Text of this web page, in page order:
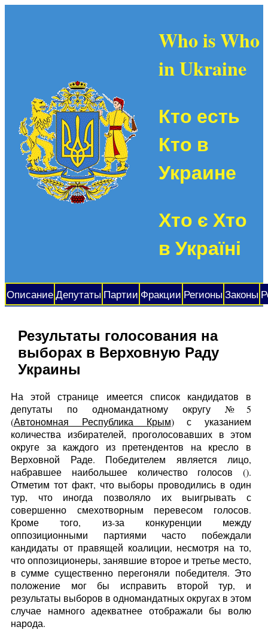
Who is Who
in Ukraine
Кто есть
Кто в
Украине
Хто є Хто
в Україні
Описание Депутаты Партии Фракции Регионы Законы
Результаты голосования на
выборах в Верховную Раду
Украины
На этой странице имеется список кандидатов в
депутаты по одномандатному округу №5
(Автономная Республика Крым) с указанием
количества избирателей, проголосовавших в этом
округе за каждого из претендентов на кресло в
Верховной Раде. Победителем является лицо,
набравшее наибольшее количество голосов ().
Отметим тот факт, что выборы проводились в один
тур, что иногда позволяло их выигрывать с
совершенно смехотворным перевесом голосов.
Кроме того, из-за конкуренции между
оппозиционными партиями часто побеждали
кандидаты от правящей коалиции, несмотря на то,
что оппозиционеры, занявшие второе и третье место,
в сумме существенно перегоняли победителя. Это
положение мог бы исправить второй тур, и
результаты выборов в одномандатных округах в этом
случае намного адекватнее отображали бы волю
народа.